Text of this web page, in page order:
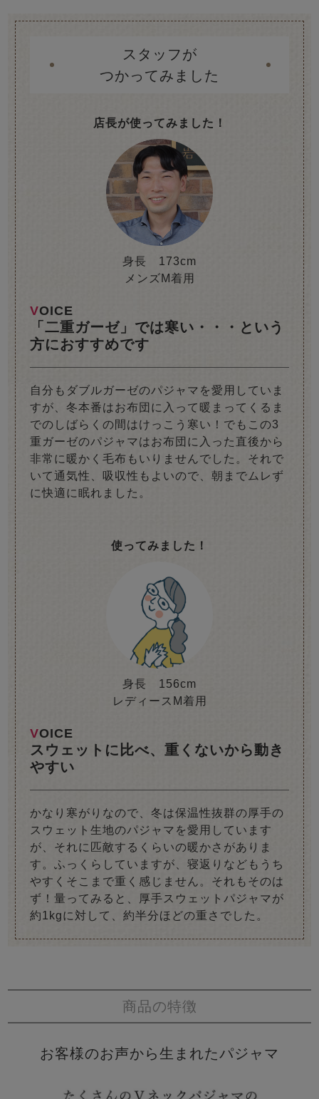
スタッフが
つかってみました
店長が使ってみました！
身長 173cm
メンズM着用
VOICE
「二重ガーゼ」では寒い・・・という
方におすすめです
自分もダブルガーゼのパジャマを愛用していま
すが、冬本番はお布団に入って暖まってくるま
でのしばらくの間はけっこう寒い！でもこの3
重ガーゼのパジャマはお布団に入った直後から
非常に暖かく毛布もいりませんでした。それで
いて通気性、吸収性もよいので、朝までムレず
に快適に眠れました。
使ってみました！
身長 156cm
レディースM着用
VOICE
スウェットに比べ、重くないから動き
やすい
かなり寒がりなので、冬は保温性抜群の厚手の
スウェット生地のパジャマを愛用しています
が、それに匹敵するくらいの暖かさがありま
す。ふっくらしていますが、寝返りなどもうち
やすくそこまで重く感じません。それもそのは
ず！量ってみると、厚手スウェットパジャマが
約1kgに対して、約半分ほどの重さでした。
商品の特徴
お客様のお声から生まれたパジャマ